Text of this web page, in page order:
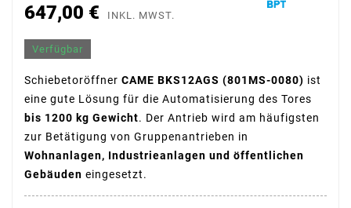
647,00 € INKL. MWST.
Verfügbar
Schiebetoröffner CAME BKS12AGS (801MS-0080) ist
eine gute Lösung für die Automatisierung des Tores
bis 1200 kg Gewicht. Der Antrieb wird am häufigsten
zur Betätigung von Gruppenantrieben in
Wohnanlagen, Industrieanlagen und öffentlichen
Gebäuden eingesetzt.